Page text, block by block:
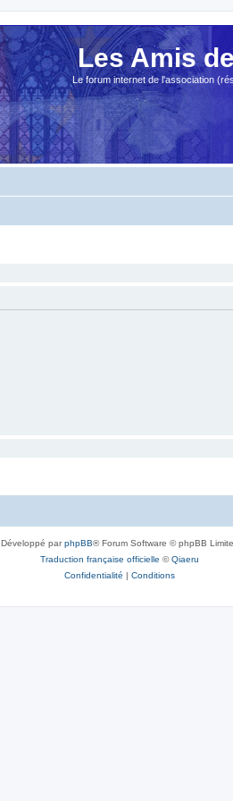
Les Amis
Le forum internet de l'association
Développé parphpBB® Forum Software © phpBB
Traduction française officielle ©Qiaeru
Confidentialité | Conditions